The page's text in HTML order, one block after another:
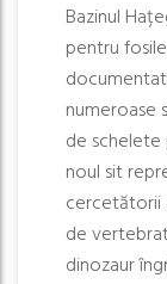
Bazinul
pentru
numeroase
de schelete
noul sit
cercetătorii
de
dinozaur